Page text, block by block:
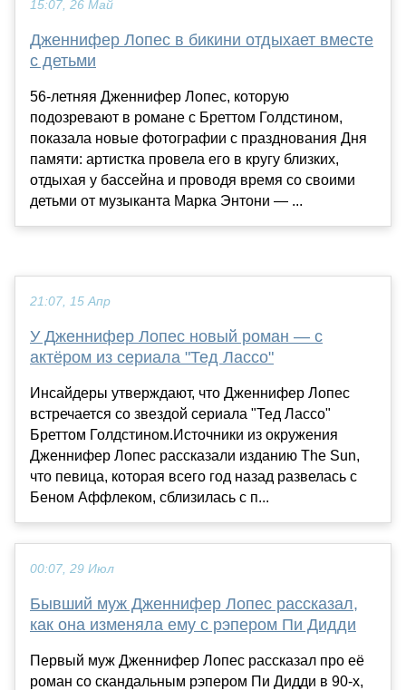
15:07, 26 Май
Дженнифер Лопес в бикини отдыхает вместе
с детьми
56-летняя Дженнифер Лопес, которую
подозревают в романе с Бреттом Голдстином,
показала новые фотографии с празднования Дня
памяти: артистка провела его в кругу близких,
отдыхая у бассейна и проводя время со своими
детьми от музыканта Марка Энтони — ...
21:07, 15 Апр
У Дженнифер Лопес новый роман — с
актёром из сериала "Тед Лассо"
Инсайдеры утверждают, что Дженнифер Лопес
встречается со звездой сериала "Тед Лассо"
Бреттом Голдстином.Источники из окружения
Дженнифер Лопес рассказали изданию The Sun,
что певица, которая всего год назад развелась с
Беном Аффлеком, сблизилась с п...
00:07, 29 Июл
Бывший муж Дженнифер Лопес рассказал,
как она изменяла ему с рэпером Пи Дидди
Первый муж Дженнифер Лопес рассказал про её
роман со скандальным рэпером Пи Дидди в 90-х,